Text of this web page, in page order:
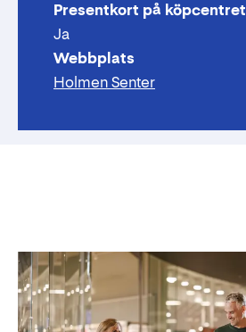
Presentkort på köpcentret
Ja
Webbplats
Holmen Senter